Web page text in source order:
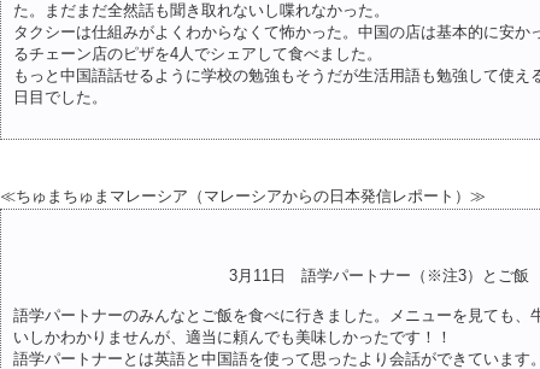
た。まだまだ全然話も聞き取れないし喋れなかった。
タクシーは仕組みがよくわからなくて怖かった。中国の店は基本的に安か
るチェーン店のピザを4人でシェアして食べました。
もっと中国語話せるように学校の勉強もそうだが生活用語も勉強して使え
日目でした。
≪ちゅまちゅまマレーシア（マレーシアからの日本発信レポート）≫
3月11日 語学パートナー（※注3）とご飯
語学パートナーのみんなとご飯を食べに行きました。メニューを見ても、
いしかわかりませんが、適当に頼んでも美味しかったです！！
語学パートナーとは英語と中国語を使って思ったより会話ができています